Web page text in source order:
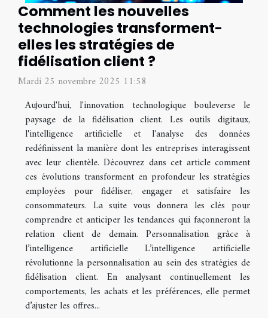
Comment les nouvelles
technologies transforment-
elles les stratégies de
fidélisation client ?
Mardi 25 novembre 2025 11:58
Aujourd'hui, l'innovation technologique bouleverse le
paysage de la fidélisation client. Les outils digitaux,
l'intelligence artificielle et l'analyse des données
redéfinissent la manière dont les entreprises interagissent
avec leur clientèle. Découvrez dans cet article comment
ces évolutions transforment en profondeur les stratégies
employées pour fidéliser, engager et satisfaire les
consommateurs. La suite vous donnera les clés pour
comprendre et anticiper les tendances qui façonneront la
relation client de demain. Personnalisation grâce à
l’intelligence artificielle L’intelligence artificielle
révolutionne la personnalisation au sein des stratégies de
fidélisation client. En analysant continuellement les
comportements, les achats et les préférences, elle permet
d’ajuster les offres...